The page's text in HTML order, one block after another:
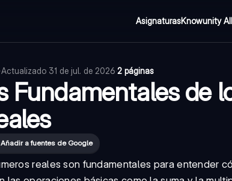
AsignaturasKnowunity AI
·Actualizado 31 de jul. de 2026·2 páginas
Fundamentales de
Añadir a fuentes de Google
reales son fundamentales para entender